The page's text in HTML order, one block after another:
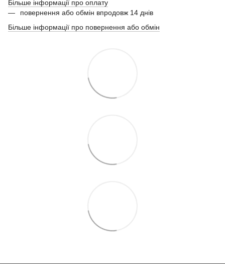
Більше інформації про оплату
повернення або обмін впродовж 14 днів
Більше інформації про повернення або обмін